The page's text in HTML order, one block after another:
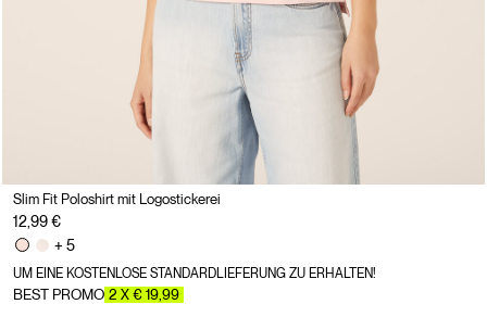
Slim Fit Poloshirt mit Logostickerei
12,99 €
+ 5
UM EINE KOSTENLOSE STANDARDLIEFERUNG ZU ERHALTEN!
BEST PROMO 2 X € 19,99